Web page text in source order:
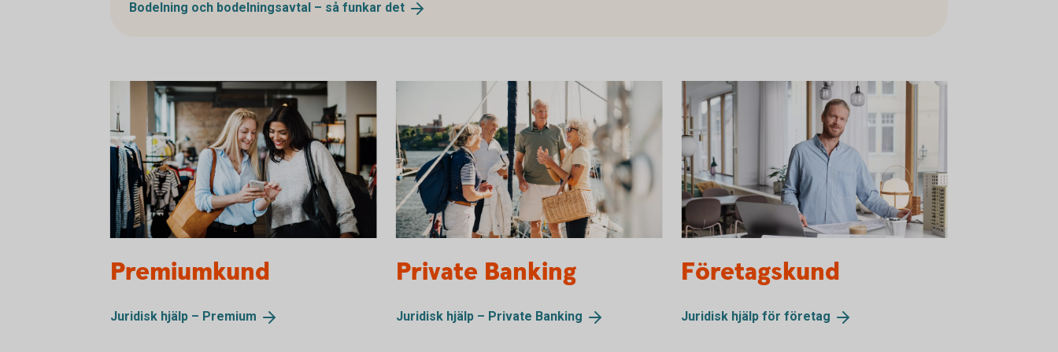
Bodelning och bodelningsavtal – så funkar det
Premiumkund
Juridisk hjälp – Premium
Private Banking
Juridisk hjälp – Private Banking
Företagskund
Juridisk hjälp förföretag